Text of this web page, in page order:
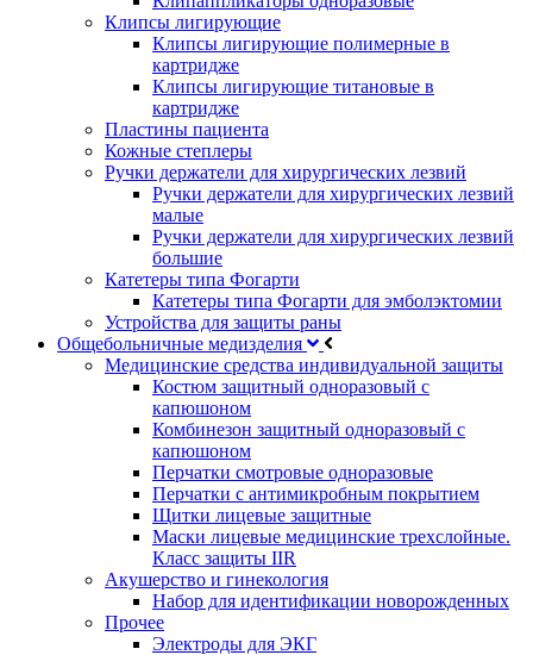
Клипсы лигирующие
Клипсы лигирующие полимерные в
картридже
Клипсы лигирующие титановые в
картридже
Пластины пациента
Кожные степлеры
Ручки держатели для хирургических лезвий
Ручки держатели для хирургических лезвий
малые
Ручки держатели для хирургических лезвий
большие
Катетеры типа Фогарти
Катетеры типа Фогарти для эмболэктомии
Устройства для защиты раны
Общебольничные медизделия
Медицинские средства индивидуальной защиты
Костюм защитный одноразовый с
капюшоном
Комбинезон защитный одноразовый с
капюшоном
Перчатки смотровые одноразовые
Перчатки с антимикробным покрытием
Щитки лицевые защитные
Маски лицевые медицинские трехслойные.
Класс защиты IIR
Акушерство и гинекология
Набор для идентификации новорожденных
Прочее
Электроды для ЭКГ